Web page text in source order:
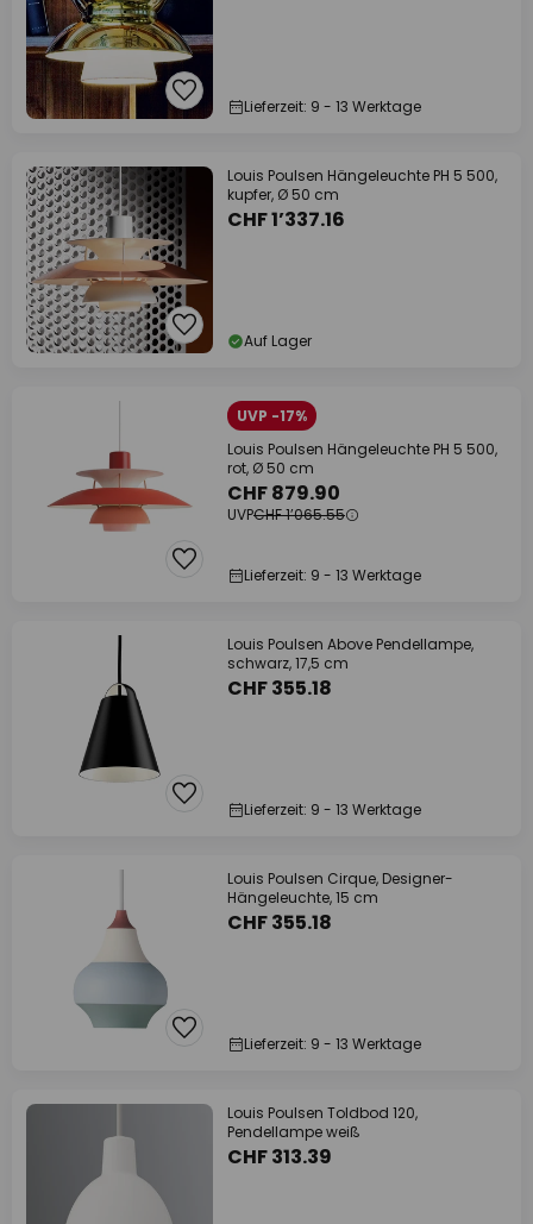
Lieferzeit: 9 - 13 Werktage
Louis Poulsen Hängeleuchte PH 5 500,
kupfer, Ø 50 cm
CHF 1’337.16
Auf Lager
UVP -17%
Louis Poulsen Hängeleuchte PH 5 500,
rot, Ø 50 cm
CHF 879.90
UVPCHF 1’065.55
Lieferzeit: 9 - 13 Werktage
Louis Poulsen Above Pendellampe,
schwarz, 17,5 cm
CHF 355.18
Lieferzeit: 9 - 13 Werktage
Louis Poulsen Cirque, Designer-
Hängeleuchte, 15 cm
CHF 355.18
Lieferzeit: 9 - 13 Werktage
Louis Poulsen Toldbod 120,
Pendellampe weiß
CHF 313.39